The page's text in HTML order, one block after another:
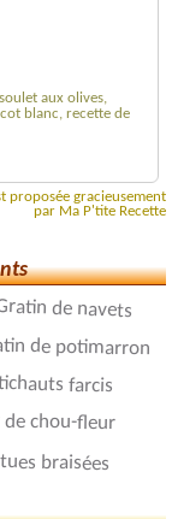
aux olives,
blanc, recette de
proposée gracieusement
par Ma P'tite Recette
de navets
de potimarron
farcis
de chou-fleur
braisées